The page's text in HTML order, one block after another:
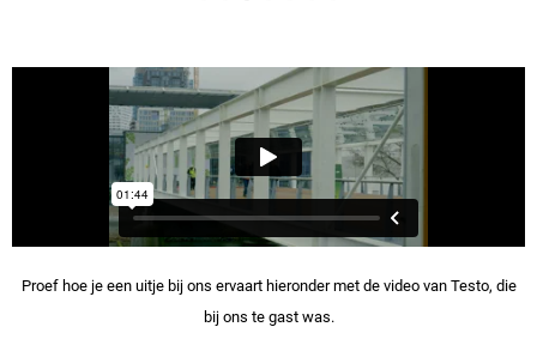
Proef hoe je een uitje bij ons ervaart hieronder met de video van Testo, die
bij ons te gast was.